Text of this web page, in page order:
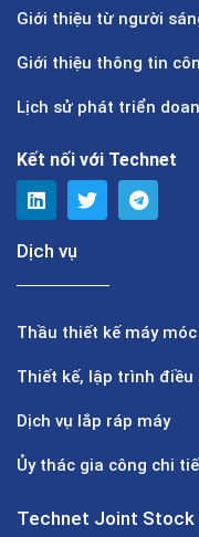
Giới thiệu từ người
Giới thiệu thông tin
Lịch sử phát triển
Kết nối với Technet
Dịch vụ
Thầu thiết kế máy
Thiết kế, lập trình
Dịch vụ lắp ráp máy
Ủy thác gia công chi
Technet Joint Stock